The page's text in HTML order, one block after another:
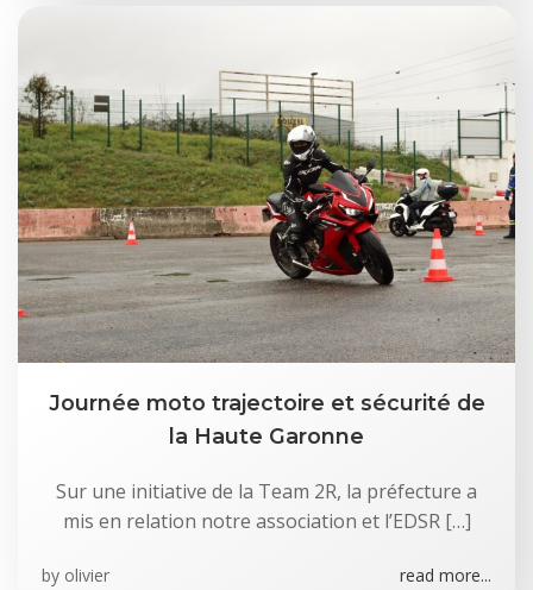
Journée moto trajectoire et sécurité de
la Haute Garonne
Sur une initiative de la Team 2R, la préfecture a
mis en relation notre association et l’EDSR […]
by olivier read more...